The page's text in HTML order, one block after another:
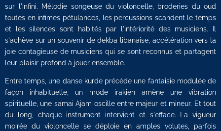
sur l'infini. Mélodie songeuse du violoncelle, broderies du oud
toutes en infimes pétulances, les percussions scandent le temps
et les silences sont habités par l'intériorité des musiciens. Il
s'achève sur un souvenir de dekba libanaise, accélération vers la
joie contagieuse de musiciens qui se sont reconnus et partagent
leur plaisir profond à jouer ensemble.
Entre temps, une danse kurde précède une fantaisie modulée de
façon inhabituelle, un mode irakien amène une vibration
spirituelle, une samai Ajam oscille entre majeur et mineur. Et tout
du long, chaque instrument intervient et s'efface. La vigueur
moirée du violoncelle se déploie en amples volutes, parfois